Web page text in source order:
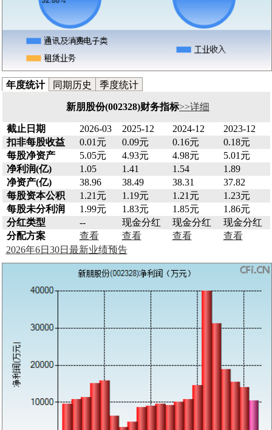
年度统计 同期历史 季度统计
新朋股份(002328)财务指标>>详细
截止日期 2026-03 2025-12 2024-12
2023-12
扣非每股收益
0.01元 0.09元 0.16元
0.18元
每股净资产
5.05元 4.93元 4.98元
5.01元
净利润(亿)
1.05 1.41 1.54
1.89
净资产(亿)
38.96 38.49 38.31
37.82
每股资本公积
1.21元 1.19元 1.21元
1.23元
每股未分利润
1.99元 1.83元 1.85元
1.86元
分红类型
-- 现金分红 现金分红
现金分红
分配方案
查看 查看 查看
查看
2026年6日30日最新业绩预告